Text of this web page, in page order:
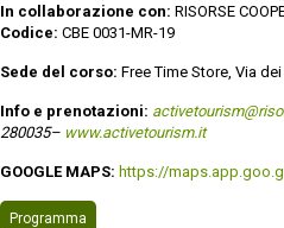
In collaborazione con: RISORSE
Codice: CBE 0031-MR-19
Sede del corso: Free Time Store, Via
Info e prenotazioni:
280035– www.activetourism.it
GOOGLE MAPS: https://
Programma